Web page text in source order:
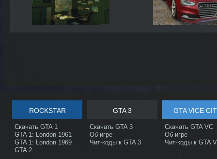
ROCKSTAR
Скачать GTA 1
GTA 1: London 1961
GTA 1: London 1969
GTA 2
GTA 3
Скачать GTA 3
Об игре
Чит-коды к GTA 3
GTA VICE
Скачать GTA VC
Об игре
Чит-коды к GTA